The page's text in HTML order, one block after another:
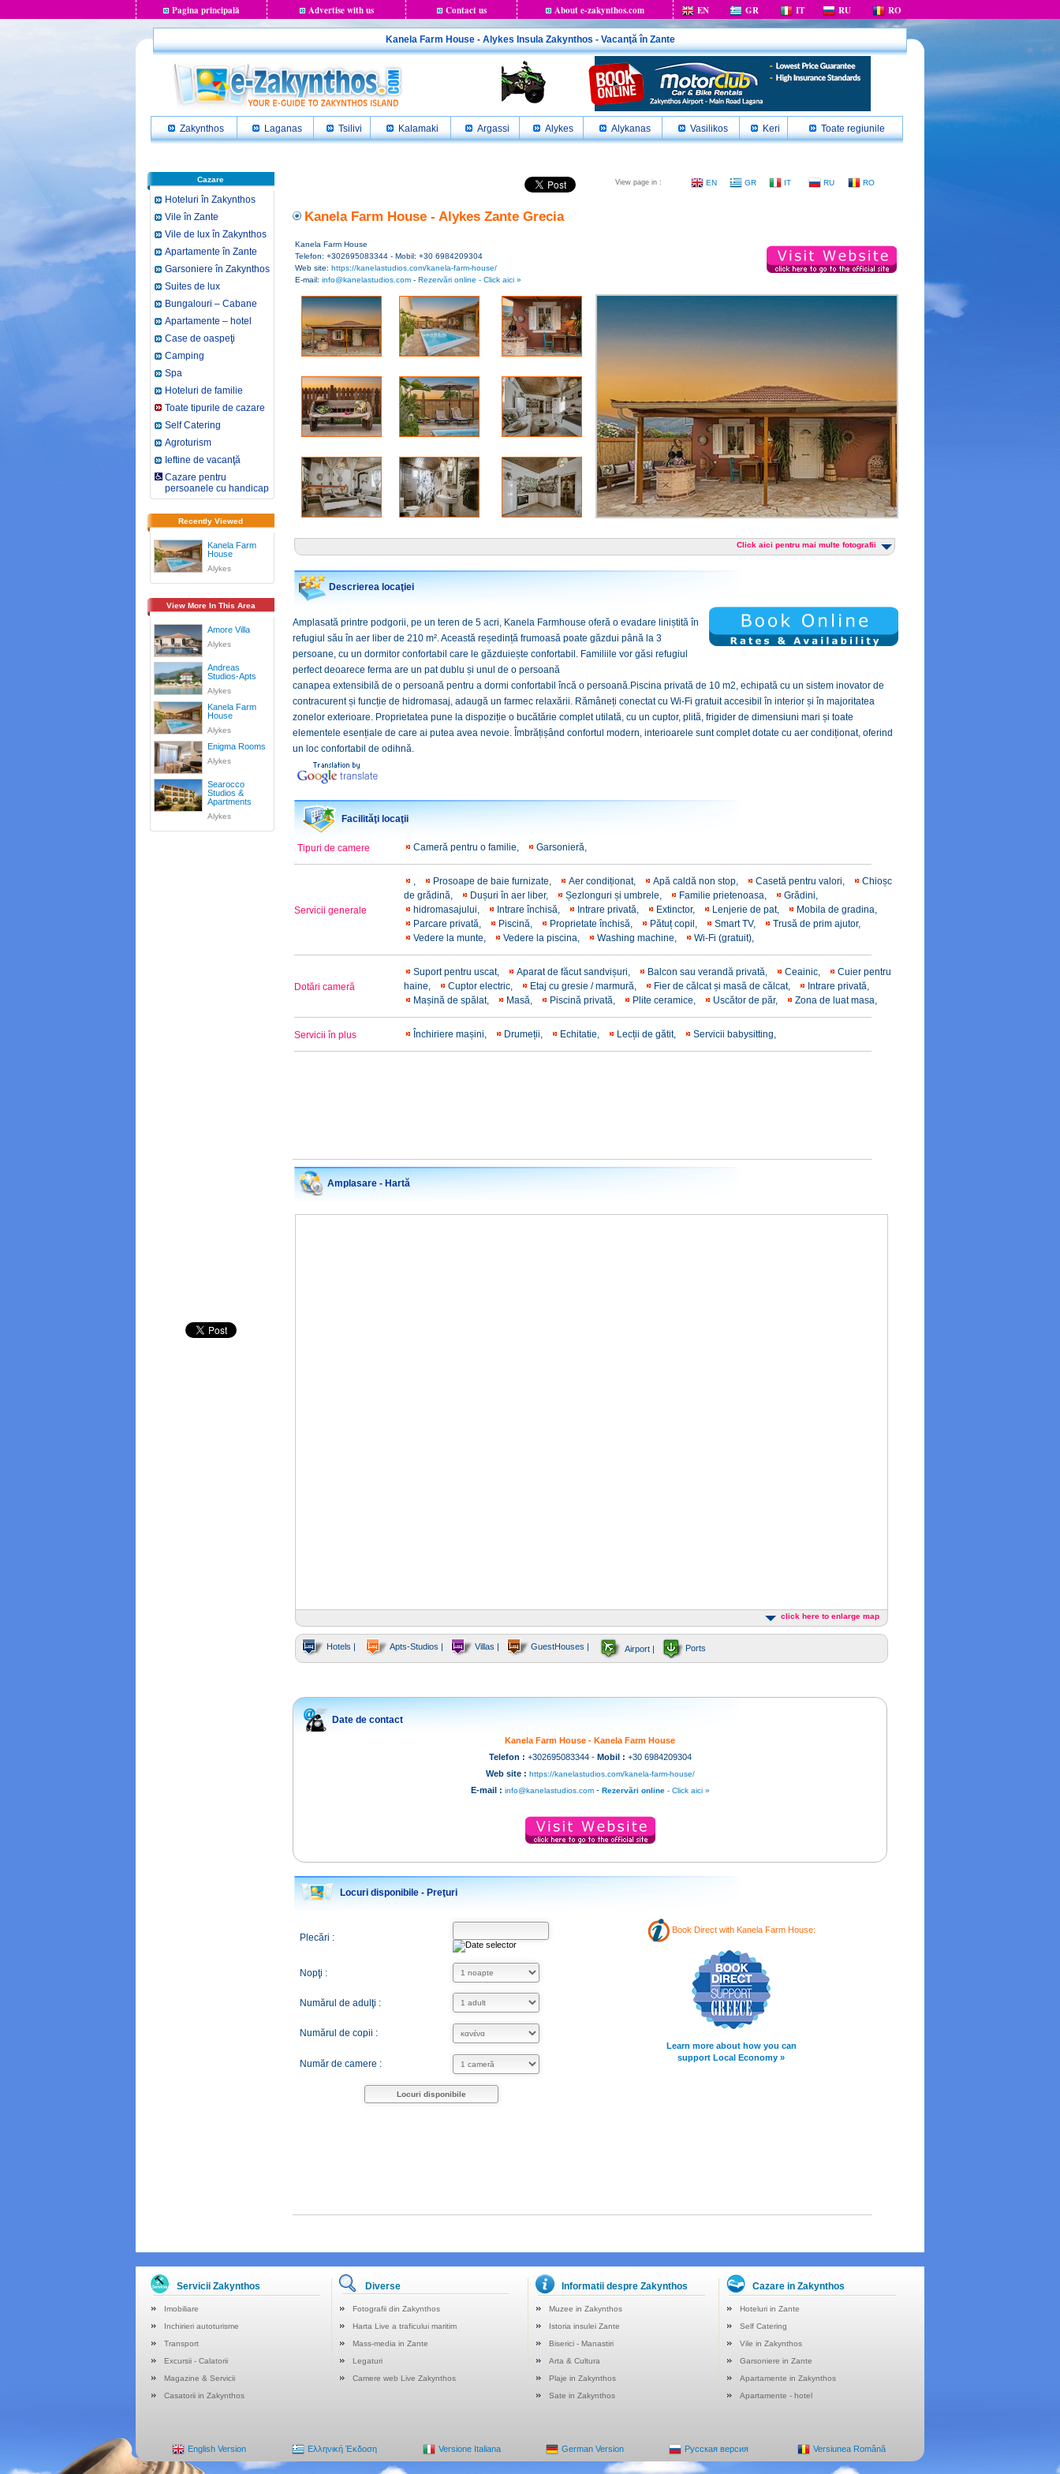
Pagina principală Advertise with us Contact us About e-zakynthos.com EN GR IT RU RO
Kanela Farm House - Alykes Insula Zakynthos - Vacanţă în Zante
Zakynthos Laganas Tsilivi Kalamaki Argassi Alykes Alykanas Vasilikos Keri Toate regiunile
Cazare
Hoteluri în Zakynthos
Vile în Zante
Vile de lux în Zakynthos
Apartamente în Zante
Garsoniere în Zakynthos
Suites de lux
Bungalouri – Cabane
Apartamente – hotel
Case de oaspeţi
Camping
Spa
Hoteluri de familie
Toate tipurile de cazare
Self Catering
Agroturism
Ieftine de vacanţă
Cazare pentru
persoanele cu handicap
Recently Viewed
Kanela Farm
House
Alykes
View More In This Area
Amore Villa
Alykes
Andreas
Studios-Apts
Alykes
Kanela Farm
House
Alykes
Enigma Rooms
Alykes
Searocco
Studios &
Apartments
Alykes
View page in : EN GR IT RU RO
Kanela Farm House - Alykes Zante Grecia
Kanela Farm House
Telefon: +302695083344 - Mobil: +30 6984209304
Web site: https://kanelastudios.com/kanela-farm-house/
E-mail: info@kanelastudios.com - Rezervări online - Click aici »
Click aici pentru mai multe fotografii
Descrierea locaţiei
Amplasată printre podgorii, pe un teren de 5 acri, Kanela Farmhouse oferă o evadare liniștită în
refugiul său în aer liber de 210 m². Această reședință frumoasă poate găzdui până la 3
persoane, cu un dormitor confortabil care le găzduiește confortabil. Familiile vor găsi refugiul
perfect deoarece ferma are un pat dublu și unul de o persoană
canapea extensibilă de o persoană pentru a dormi confortabil încă o persoană.Piscina privată de 10 m2, echipată cu un sistem inovator de
contracurent și funcție de hidromasaj, adaugă un farmec relaxării. Rămâneți conectat cu Wi-Fi gratuit accesibil în interior și în majoritatea
zonelor exterioare. Proprietatea pune la dispoziție o bucătărie complet utilată, cu un cuptor, plită, frigider de dimensiuni mari și toate
elementele esențiale de care ai putea avea nevoie. Îmbrățișând confortul modern, interioarele sunt complet dotate cu aer condiționat, oferind
un loc confortabil de odihnă.
Facilităţi locaţii
Tipuri de camere Cameră pentru o familie, Garsonieră,
Servicii generale
, Prosoape de baie furnizate, Aer condiționat, Apă caldă non stop, Casetă pentru valori,
Chioșc
de grădină,
Dușuri în aer liber, Șezlonguri și umbrele, Familie prietenoasa,
Grădini,
hidromasajului,
Intrare închisă, Intrare privată, Εxtinctor, Lenjerie de pat,
Mobila de gradina,
Parcare privată,
Piscină, Proprietate închisă, Pătuț copil, Smart TV,
Trusă de prim ajutor,
Vedere la munte,
Vedere la piscina, Washing machine, Wi-Fi (gratuit),
Dotări cameră
Suport pentru uscat, Aparat de făcut sandvișuri, Balcon sau verandă privată, Ceainic,
Cuier pentru
haine,
Cuptor electric, Etaj cu gresie / marmură, Fier de călcat și masă de călcat,
Intrare privată,
Mașină de spălat,
Masă, Piscină privată, Plite ceramice, Uscător de păr, Zona de luat masa,
Servicii în plus Închiriere mașini, Drumeții, Echitatie, Lecții de gătit, Servicii babysitting,
Amplasare - Hartă
click here to enlarge map
Hotels | Apts-Studios | Villas | GuestHouses | Airport | Ports
Date de contact
Kanela Farm House - Kanela Farm House
Telefon : +302695083344 - Mobil : +30 6984209304
Web site : https://kanelastudios.com/kanela-farm-house/
E-mail : info@kanelastudios.com- Rezervări online- Click aici »
Locuri disponibile - Preţuri
Plecări :
Nopţi :
Numărul de adulţi :
Numărul de copii :
Număr de camere :
Locuri disponibile
Book Direct with Kanela Farm House:
Learn more about how you can
support Local Economy »
Servicii Zakynthos Diverse Informatii despre Zakynthos Cazare in Zakynthos
Imobiliare Fotografii din Zakynthos Muzee in Zakynthos
Hoteluri in Zante
Inchirieri autoturisme
Harta Live a traficului maritim Istoria insulei Zante
Self Catering
Transport
Mass-media in Zante Biserici - Manastiri
Vile in Zakynthos
Excursii - Calatorii
Legaturi Arta & Cultura
Garsoniere in Zante
Magazine & Servicii
Camere web Live Zakynthos Plaje in Zakynthos
Apartamente in Zakynthos
Casatorii in Zakynthos
Sate in Zakynthos Apartamente - hotel
English Version Ελληνική Έκδοση Versione Italiana German Version Русская версия Versiunea Română